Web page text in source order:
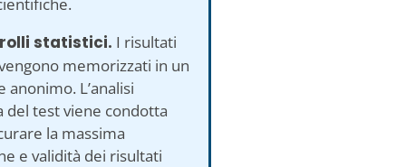
statistici. I risultati
memorizzati in un
anonimo. L’analisi
del test viene condotta
la massima
e validità dei risultati